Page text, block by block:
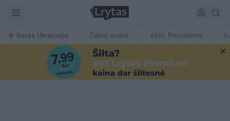
Karas Ukrainoje Žalioji erdvė Ačiū, Prezidente